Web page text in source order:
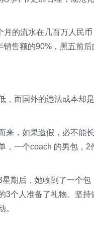
的流水在几百万人民币
售额的90%，黑五前后
，而国外的违法成本却是
来，如果造假，必不能长
，一个coach 的男包，2
期后，她收到了一个包
3个人准备了礼物。坚持
。